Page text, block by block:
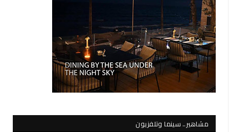
مشاهير.. سينما وتلفزيون